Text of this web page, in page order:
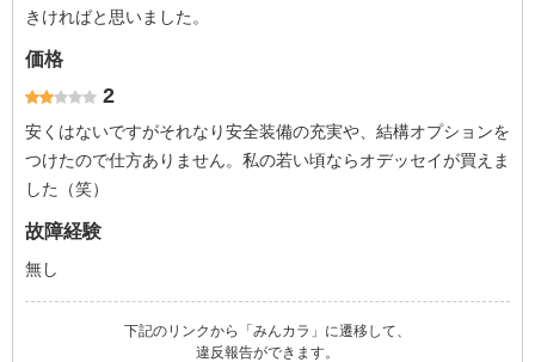
きければと思いました。
価格
2
安くはないですがそれなり安全装備の充実や、結構オプションを
つけたので仕方ありません。私の若い頃ならオデッセイが買えま
した（笑）
故障経験
無し
下記のリンクから「みんカラ」に遷移して、
違反報告ができます。